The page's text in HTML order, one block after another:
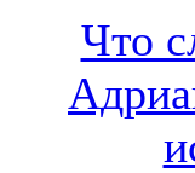
Что